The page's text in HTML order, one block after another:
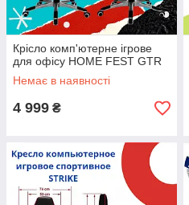
Крісло комп'ютерне ігрове
для офісу HOME FEST GTR
Немає в наявності
4 999 ₴